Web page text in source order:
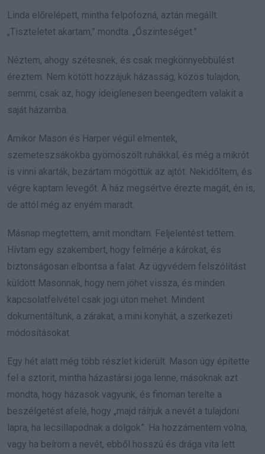
Linda előrelépett, mintha felpofozná, aztán megállt.
„Tiszteletet akartam,” mondta. „Őszinteséget.”
Néztem, ahogy szétesnek, és csak megkönnyebbülést
éreztem. Nem kötött hozzájuk házasság, közös tulajdon,
semmi, csak az, hogy ideiglenesen beengedtem valakit a
saját házamba.
Amikor Mason és Harper végül elmentek,
szemeteszsákokba gyömöszölt ruhákkal, és még a mikrót
is vinni akarták, bezártam mögöttük az ajtót. Nekidőltem, és
végre kaptam levegőt. A ház megsértve érezte magát, én is,
de attól még az enyém maradt.
Másnap megtettem, amit mondtam. Feljelentést tettem.
Hívtam egy szakembert, hogy felmérje a károkat, és
biztonságosan elbontsa a falat. Az ügyvédem felszólítást
küldött Masonnak, hogy nem jöhet vissza, és minden
kapcsolatfelvétel csak jogi úton mehet. Mindent
dokumentáltunk, a zárakat, a mini konyhát, a szerkezeti
módosításokat.
Egy hét alatt még több részlet kiderült. Mason úgy építette
fel a sztorit, mintha házastársi joga lenne, másoknak azt
mondta, hogy házasok vagyunk, és finoman terelte a
beszélgetést afelé, hogy „majd ráírjuk a nevét a tulajdoni
lapra, ha lecsillapodnak a dolgok”. Ha hozzámentem volna,
vagy ha beírom a nevét, ebből hosszú és drága vita lett